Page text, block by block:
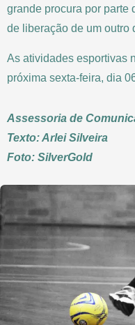
grande procura por parte
de liberação de um outro
As atividades esportivas
próxima sexta-feira, dia
Assessoria de
Texto: Arlei Silveira
Foto: SilverGold